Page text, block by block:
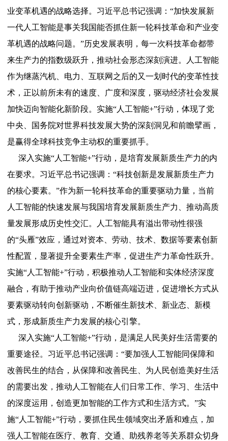
业变革机遇的战略选择。习近平总书记强调：“加快发展新
一代人工智能是事关我国能否抓住新一轮科技革命和产业变
革机遇的战略问题。”历史发展表明，每一次科技革命都带
来生产力的指数级跃升，推动社会形态深刻演进。人工智能
作为继蒸汽机、电力、互联网之后的又一划时代的变革性技
术，正以前所未有的速度、广度和深度，驱动经济社会发展
加快迈向智能化新阶段。实施“人工智能+”行动，体现了党
中央、国务院对世界科技发展大势的深刻洞见和前瞻擘画，
是赢得全球科技竞争主动权的重要抓手。
深入实施“人工智能+”行动，是培育发展新质生产力的内
在要求。习近平总书记强调：“科技创新是发展新质生产力
的核心要素。”作为新一轮科技革命的重要驱动力量，当前
人工智能的快速发展与我国培育发展新质生产力、推动高质
量发展形成历史性交汇。人工智能具有溢出带动性很强
的“头雁”效应，通过对资本、劳动、技术、数据等要素创新
性配置，显著提升全要素生产率，促进生产力革命性跃升。
实施“人工智能+”行动，积极推动人工智能和实体经济深度
融合，有助于推动产业向价值链高端迈进，促进增长方式从
要素驱动转向创新驱动，不断催生新技术、新业态、新模
式，形成新质生产力发展的核心引擎。
深入实施“人工智能+”行动，是满足人民美好生活需要的
重要途径。习近平总书记强调：“要加强人工智能同保障和
改善民生的结合，从保障和改善民生、为人民创造美好生活
的需要出发，推动人工智能在人们日常工作、学习、生活中
的深度运用，创造更加智能的工作方式和生活方式。”实
施“人工智能+”行动，要抓住民生领域突出矛盾和难点，加
强人工智能在医疗、教育、交通、助残养老等关系群众切身